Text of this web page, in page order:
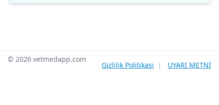
© 2026 vetmedapp.com
Gizlilik Politikası | UYARI METNİ